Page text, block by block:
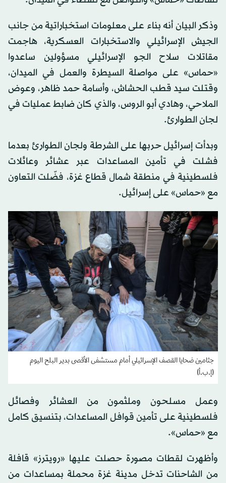
وذكر البيان أنه بناء على معلومات استخباراتية من جانب
الجيش الإسرائيلي والاستخبارات العسكرية، هاجمت
مقاتلات سلاح الجو الإسرائيلي مسؤولين ساعدوا
«حماس» على مواصلة السيطرة والعمل في الميدان،
وقتلت سيد قطب الحشاش، وأسامة حمد ظاهر، وعوض
الملاحي، وهادي أبو الروس، والذي كان ضابط عمليات في
لجان الطوارئ.
وبدأت إسرائيل حربها على الشرطة ولجان الطوارئ بعدما
فشلت في تأمين المساعدات عبر عشائر وعائلات
فلسطينية في منطقة شمال قطاع غزة، فضّلت التعاون
مع «حماس» على إسرائيل.
جثامين ضحايا القصف الإسرائيلي أمام مستشفى الأقصى بدير البلح اليوم
(إ.ب.أ)
وعمل مسلحون وملثمون من العشائر وفصائل
فلسطينية على تأمين قوافل المساعدات، بتنسيق كامل
مع «حماس».
وأظهرت لقطات مصورة حصلت عليها «رويترز» قافلة
من الشاحنات تدخل مدينة غزة محملة بمساعدات من